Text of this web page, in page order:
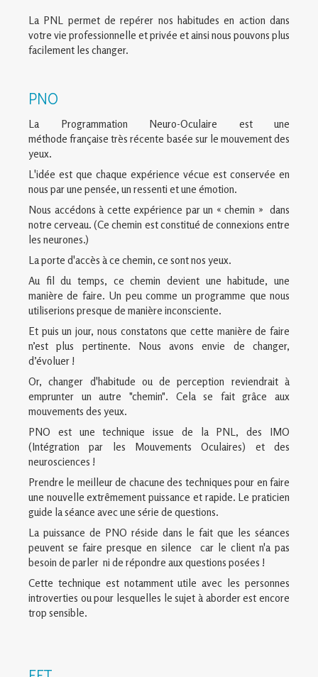
La PNL permet de repérer nos habitudes en action dans
votre vie professionnelle et privée et ainsi nous pouvons plus
facilement les changer.
PNO
La Programmation Neuro-Oculaire est une
méthode française très récente basée sur le mouvement des
yeux.
L'idée est que chaque expérience vécue est conservée en
nous par une pensée, un ressenti et une émotion.
Nous accédons à cette expérience par un « chemin » dans
notre cerveau. (Ce chemin est constitué de connexions entre
les neurones.)
La porte d'accès à ce chemin, ce sont nos yeux.
Au fil du temps, ce chemin devient une habitude, une
manière de faire. Un peu comme un programme que nous
utiliserions presque de manière inconsciente.
Et puis un jour, nous constatons que cette manière de faire
n’est plus pertinente. Nous avons envie de changer,
d’évoluer !
Or, changer d'habitude ou de perception reviendrait à
emprunter un autre "chemin". Cela se fait grâce aux
mouvements des yeux.
PNO est une technique issue de la PNL, des IMO
(Intégration par les Mouvements Oculaires) et des
neurosciences !
Prendre le meilleur de chacune des techniques pour en faire
une nouvelle extrêmement puissance et rapide. Le praticien
guide la séance avec une série de questions.
La puissance de PNO réside dans le fait que les séances
peuvent se faire presque en silence car le client n'a pas
besoin de parler ni de répondre aux questions posées !
Cette technique est notamment utile avec les personnes
introverties ou pour lesquelles le sujet à aborder est encore
trop sensible.